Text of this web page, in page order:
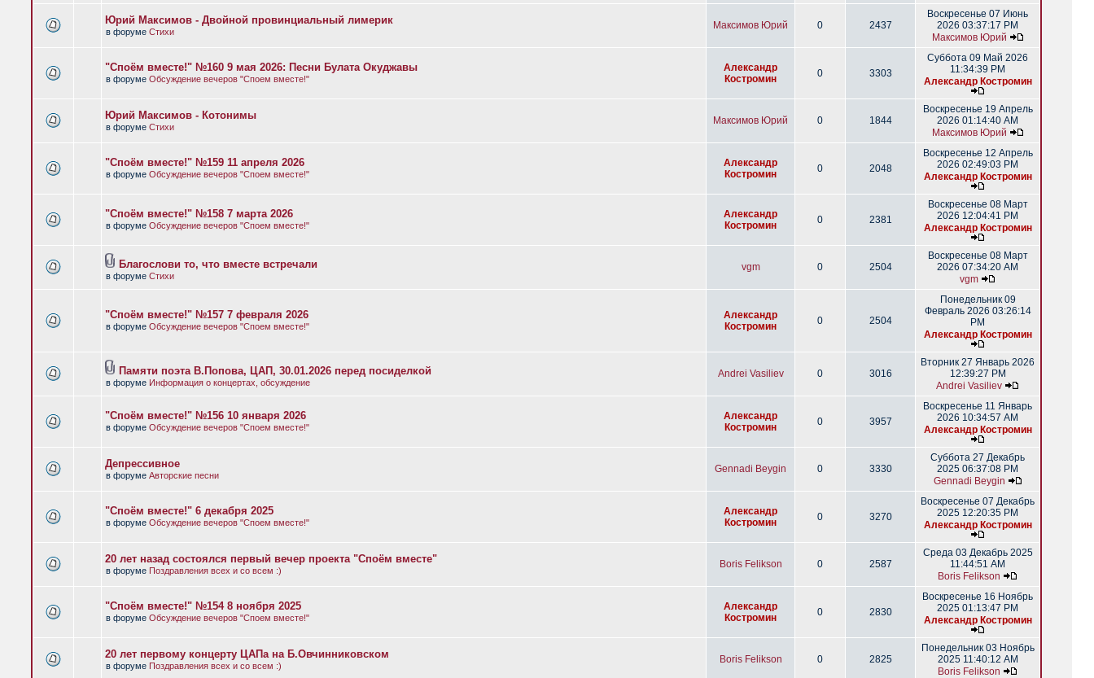
Юрий Максимов - Двойной провинциальный лимерик
в форуме Стихи
Максимов Юрий 0 2437
Воскресенье 07 Июнь
2026 03:37:17 PM
Максимов Юрий
"Споём вместе!" №160 9 мая 2026: Песни Булата Окуджавы
в форуме Обсуждение вечеров "Споем вместе!"
Александр
Костромин
0 3303
Суббота 09 Май 2026
11:34:39 PM
Александр Костромин
Юрий Максимов - Котонимы
в форуме Стихи
Максимов Юрий 0 1844
Воскресенье 19 Апрель
2026 01:14:40 AM
Максимов Юрий
"Споём вместе!" №159 11 апреля 2026
в форуме Обсуждение вечеров "Споем вместе!"
Александр
Костромин
0 2048
Воскресенье 12 Апрель
2026 02:49:03 PM
Александр Костромин
"Споём вместе!" №158 7 марта 2026
в форуме Обсуждение вечеров "Споем вместе!"
Александр
Костромин
0 2381
Воскресенье 08 Март
2026 12:04:41 PM
Александр Костромин
Благослови то, что вместе встречали
в форуме Стихи
vgm 0 2504
Воскресенье 08 Март
2026 07:34:20 AM
vgm
"Споём вместе!" №157 7 февраля 2026
в форуме Обсуждение вечеров "Споем вместе!"
Александр
Костромин
0 2504
Понедельник 09
Февраль 2026 03:26:14
PM
Александр Костромин
Памяти поэта В.Попова, ЦАП, 30.01.2026 перед посиделкой
в форуме Информация о концертах, обсуждение
Andrei Vasiliev 0 3016
Вторник 27 Январь 2026
12:39:27 PM
Andrei Vasiliev
"Споём вместе!" №156 10 января 2026
в форуме Обсуждение вечеров "Споем вместе!"
Александр
Костромин
0 3957
Воскресенье 11 Январь
2026 10:34:57 AM
Александр Костромин
Депрессивное
в форуме Авторские песни
Gennadi Beygin 0 3330
Суббота 27 Декабрь
2025 06:37:08 PM
Gennadi Beygin
"Споём вместе!" 6 декабря 2025
в форуме Обсуждение вечеров "Споем вместе!"
Александр
Костромин
0 3270
Воскресенье 07 Декабрь
2025 12:20:35 PM
Александр Костромин
20 лет назад состоялся первый вечер проекта "Споём вместе"
в форуме Поздравления всех и со всем :)
Boris Felikson 0 2587
Среда 03 Декабрь 2025
11:44:51 AM
Boris Felikson
"Споём вместе!" №154 8 ноября 2025
в форуме Обсуждение вечеров "Споем вместе!"
Александр
Костромин
0 2830
Воскресенье 16 Ноябрь
2025 01:13:47 PM
Александр Костромин
20 лет первому концерту ЦАПа на Б.Овчинниковском
в форуме Поздравления всех и со всем :)
Boris Felikson 0 2825
Понедельник 03 Ноябрь
2025 11:40:12 AM
Boris Felikson